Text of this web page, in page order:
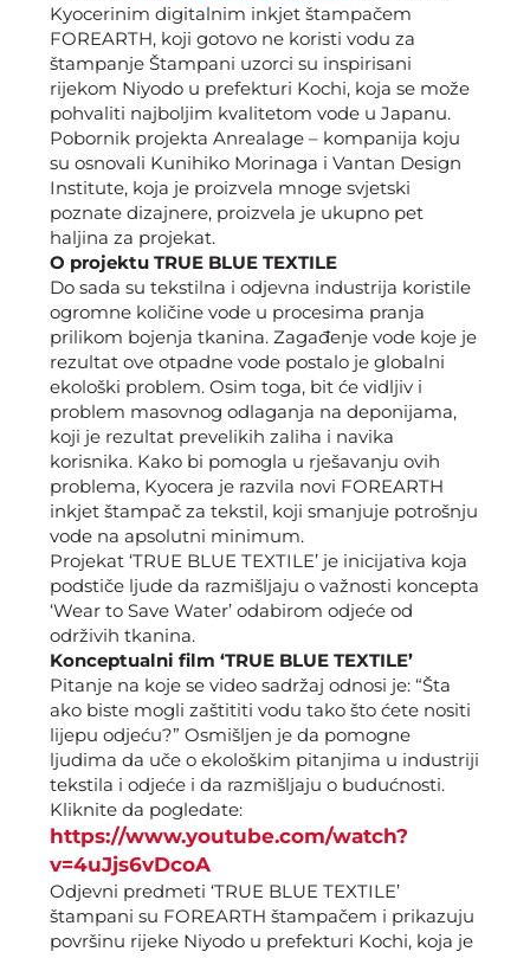
Kyocerinim digitalnim inkjet štampačem
FOREARTH, koji gotovo ne koristi vodu za
štampanje Štampani uzorci su inspirisani
rijekom Niyodo u prefekturi Kochi, koja se može
pohvaliti najboljim kvalitetom vode u Japanu.
Pobornik projekta Anrealage – kompanija koju
su osnovali Kunihiko Morinaga i Vantan Design
Institute, koja je proizvela mnoge svjetski
poznate dizajnere, proizvela je ukupno pet
haljina za projekat.
O projektu TRUE BLUE TEXTILE
Do sada su tekstilna i odjevna industrija koristile
ogromne količine vode u procesima pranja
prilikom bojenja tkanina. Zagađenje vode koje je
rezultat ove otpadne vode postalo je globalni
ekološki problem. Osim toga, bit će vidljiv i
problem masovnog odlaganja na deponijama,
koji je rezultat prevelikih zaliha i navika
korisnika. Kako bi pomogla u rješavanju ovih
problema, Kyocera je razvila novi FOREARTH
inkjet štampač za tekstil, koji smanjuje potrošnju
vode na apsolutni minimum.
Projekat ‘TRUE BLUE TEXTILE’ je inicijativa koja
podstiče ljude da razmišljaju o važnosti koncepta
‘Wear to Save Water’ odabirom odjeće od
održivih tkanina.
Konceptualni film ‘TRUE BLUE TEXTILE’
Pitanje na koje se video sadržaj odnosi je: “Šta
ako biste mogli zaštititi vodu tako što ćete nositi
lijepu odjeću?” Osmišljen je da pomogne
ljudima da uče o ekološkim pitanjima u industriji
tekstila i odjeće i da razmišljaju o budućnosti.
Kliknite da pogledate:
https://www.youtube.com/watch?
v=4uJjs6vDcoA
Odjevni predmeti ‘TRUE BLUE TEXTILE’
štampani su FOREARTH štampačem i prikazuju
površinu rijeke Niyodo u prefekturi Kochi, koja je